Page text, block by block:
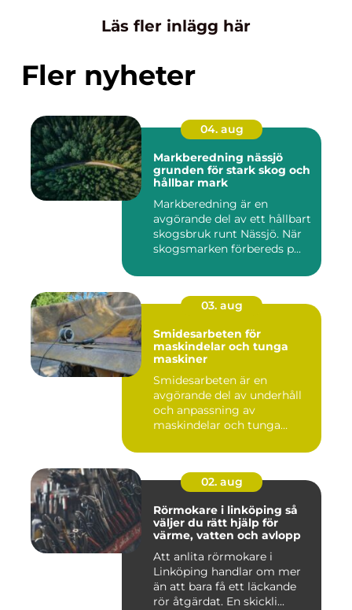
Läs fler inlägg här
Fler nyheter
04. aug
Markberedning nässjö
grunden för stark skog och
hållbar mark
Markberedning är en
avgörande del av ett hållbart
skogsbruk runt Nässjö. När
skogsmarken förbereds p...
03. aug
Smidesarbeten för
maskindelar och tunga
maskiner
Smidesarbeten är en
avgörande del av underhåll
och anpassning av
maskindelar och tunga
02. aug
Rörmokare i linköping så
väljer du rätt hjälp för
värme, vatten och avlopp
Att anlita rörmokare i
Linköping handlar om mer
än att bara få ett läckande
rör åtgärdat. En skickli...